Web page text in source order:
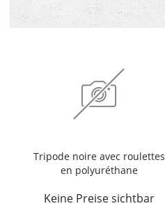
Tripode noire avec roulettes
en polyuréthane
Keine Preise sichtbar